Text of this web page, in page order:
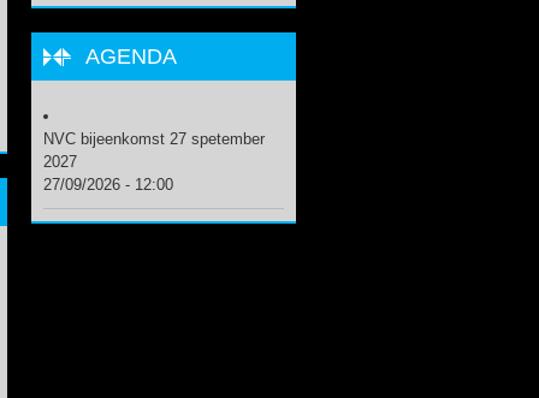
AGENDA
NVC bijeenkomst 27 spetember
2027
27/09/2026 - 12:00